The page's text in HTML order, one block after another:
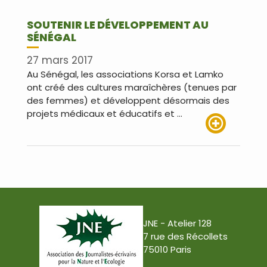
SOUTENIR LE DÉVELOPPEMENT AU
SÉNÉGAL
27 mars 2017
Au Sénégal, les associations Korsa et Lamko
ont créé des cultures maraîchères (tenues par
des femmes) et développent désormais des
projets médicaux et éducatifs et …
JNE - Atelier 128
7 rue des Récollets
75010 Paris